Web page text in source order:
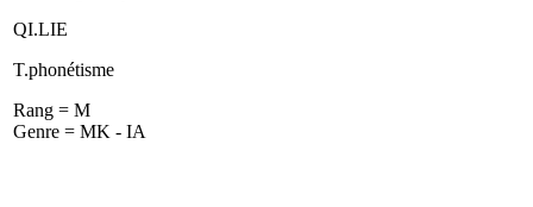
QI.LIE
T.phonétisme
Rang = M
Genre = MK - IA